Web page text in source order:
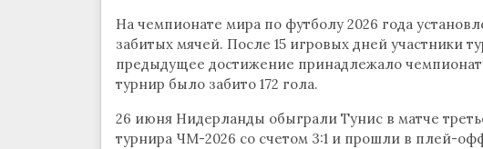
На чемпионате мира по футболу 2026 года
забитых мячей. После 15 игровых дней участники
предыдущее достижение принадлежало
турнир было забито 172 гола.
26 июня Нидерланды обыграли Тунис в матче
турнира ЧМ-2026 со счетом 3:1 и прошли в плей-